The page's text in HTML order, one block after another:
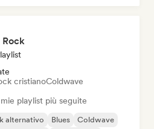
Rock
cristianoColdwave
playlist più seguite
alternativo Blues
Coldwave